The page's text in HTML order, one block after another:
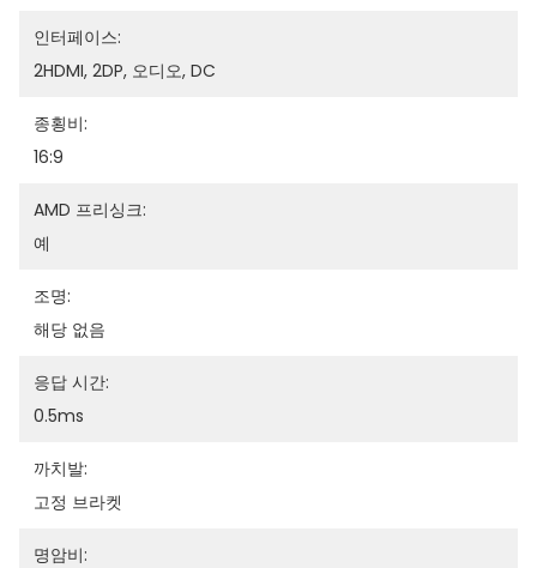
인터페이스:
2HDMI, 2DP, 오디오, DC
종횡비:
16:9
AMD 프리싱크:
예
조명:
해당 없음
응답 시간:
0.5ms
까치발:
고정 브라켓
명암비: